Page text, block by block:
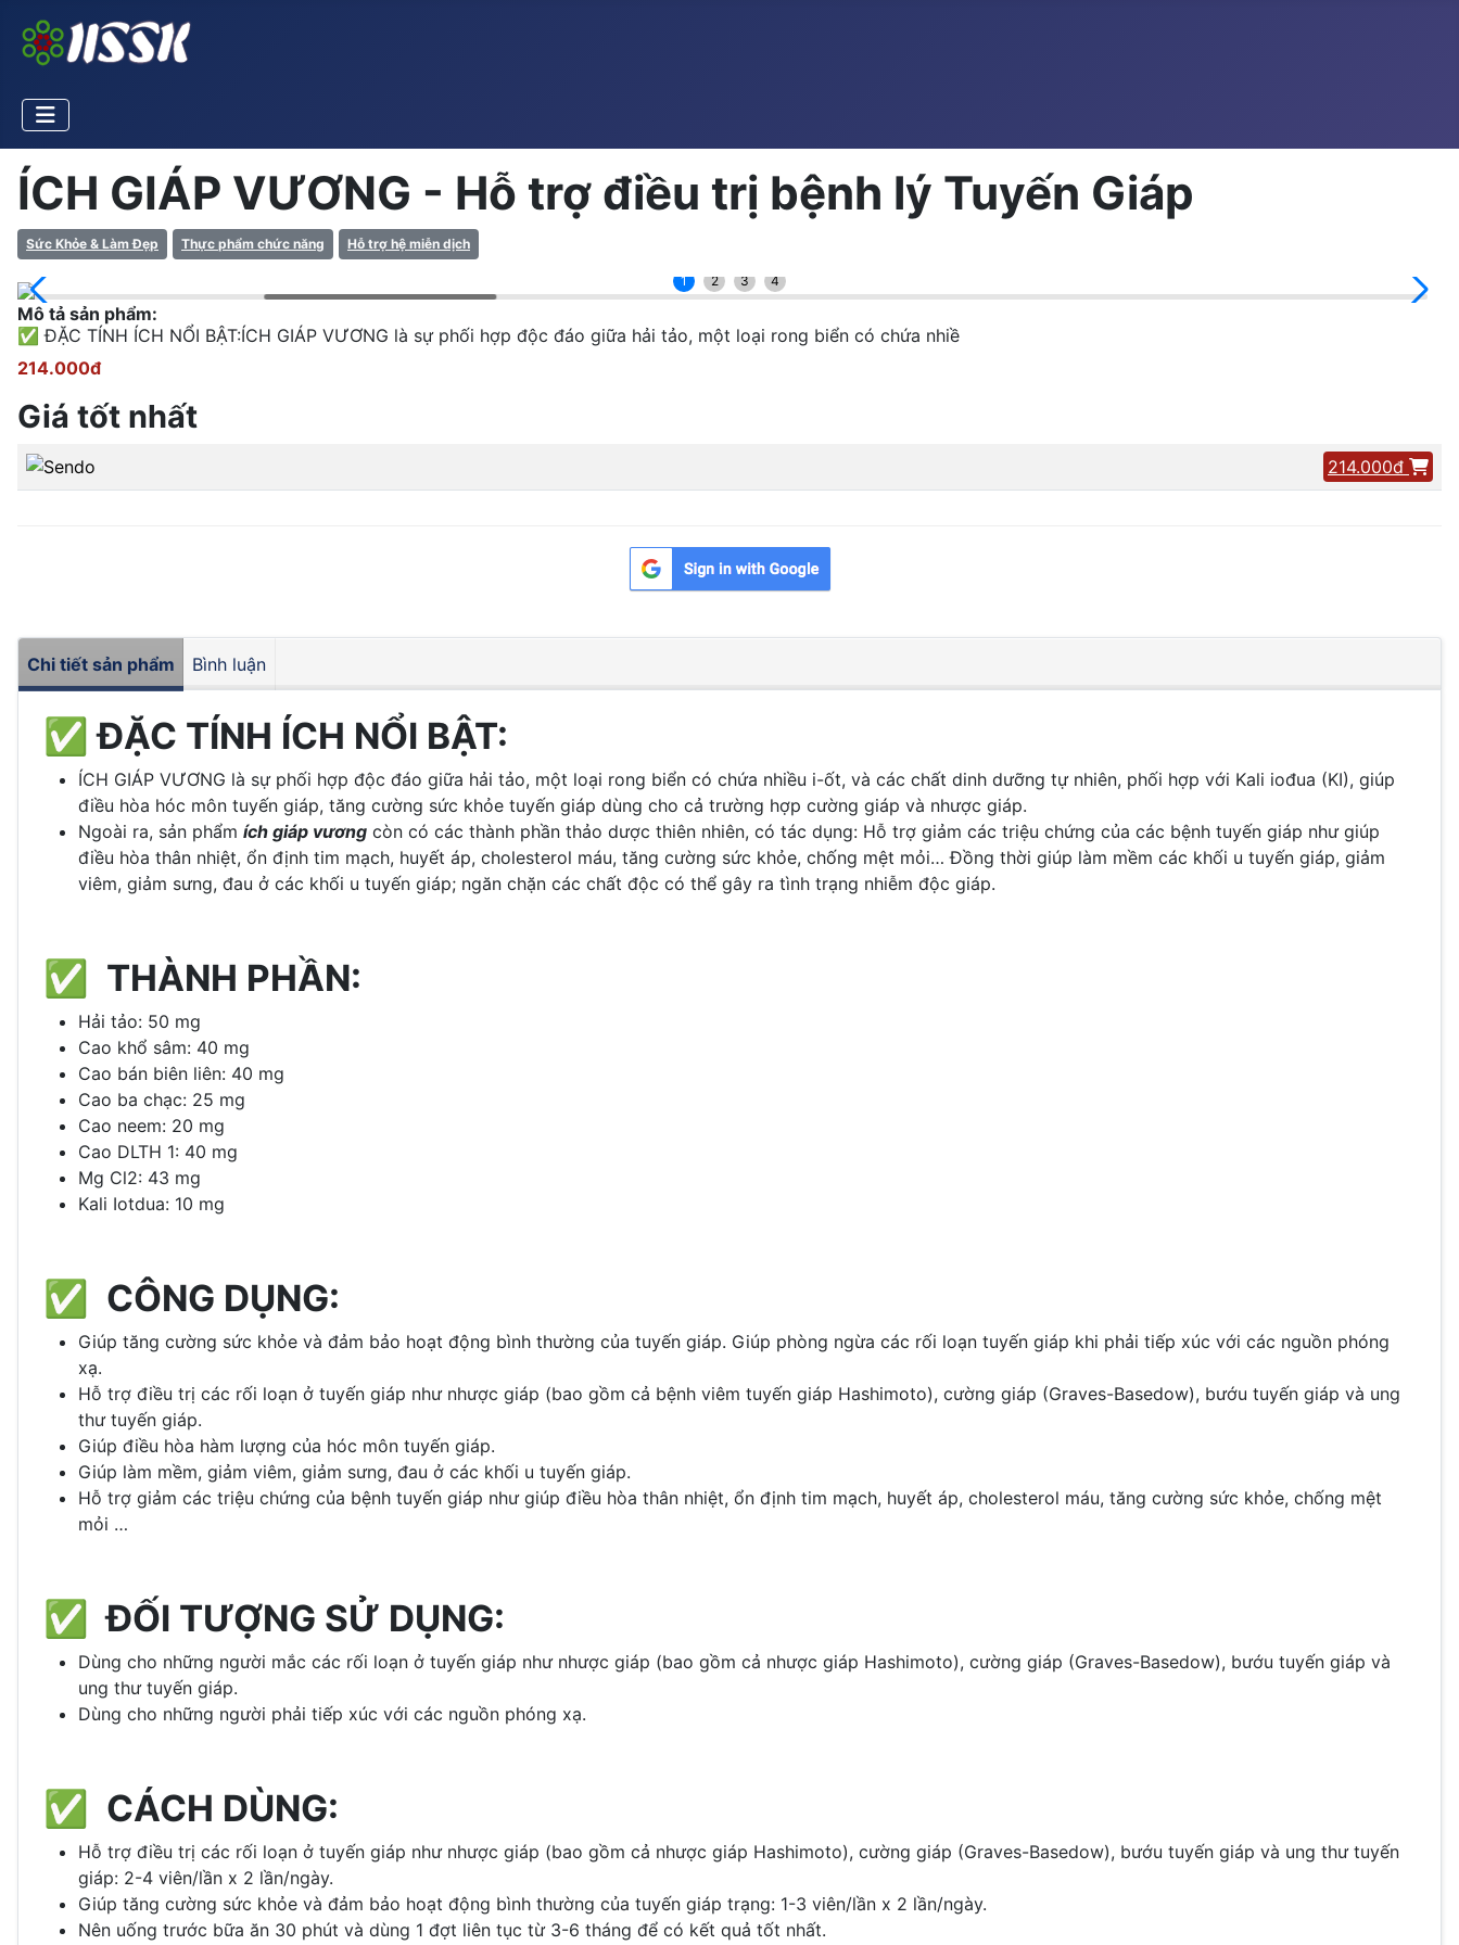
ÍCH GIÁP VƯƠNG - Hỗ trợ điều trị bệnh lý Tuyến Giáp
Sức Khỏe & Làm Đẹp Thực phẩm chức năng Hỗ trợ hệ miễn dịch
1 2 3 4
Mô tả sản phẩm:
✅ ĐẶC TÍNH ÍCH NỔI BẬT:ÍCH GIÁP VƯƠNG là sự phối hợp độc đáo giữa hải tảo, một loại rong biển có chứa nhiề
214.000đ
Giá tốt nhất
214.000đ
Chi tiết sản phẩm Bình luận
✅ ĐẶC TÍNH ÍCH NỔI BẬT:
ÍCH GIÁP VƯƠNG là sự phối hợp độc đáo giữa hải tảo, một loại rong biển có chứa nhiều i-ốt, và các chất dinh dưỡng tự nhiên, phối hợp với Kali iođua (KI), giúp
điều hòa hóc môn tuyến giáp, tăng cường sức khỏe tuyến giáp dùng cho cả trường hợp cường giáp và nhược giáp.
Ngoài ra, sản phẩm ích giáp vương còn có các thành phần thảo dược thiên nhiên, có tác dụng: Hỗ trợ giảm các triệu chứng của các bệnh tuyến giáp như giúp
điều hòa thân nhiệt, ổn định tim mạch, huyết áp, cholesterol máu, tăng cường sức khỏe, chống mệt mỏi… Đồng thời giúp làm mềm các khối u tuyến giáp, giảm
viêm, giảm sưng, đau ở các khối u tuyến giáp; ngăn chặn các chất độc có thể gây ra tình trạng nhiễm độc giáp.
✅ THÀNH PHẦN:
Hải tảo: 50 mg
Cao khổ sâm: 40 mg
Cao bán biên liên: 40 mg
Cao ba chạc: 25 mg
Cao neem: 20 mg
Cao DLTH 1: 40 mg
Mg Cl2: 43 mg
Kali Iotdua: 10 mg
✅ CÔNG DỤNG:
Giúp tăng cường sức khỏe và đảm bảo hoạt động bình thường của tuyến giáp. Giúp phòng ngừa các rối loạn tuyến giáp khi phải tiếp xúc với các nguồn phóng
xạ.
Hỗ trợ điều trị các rối loạn ở tuyến giáp như nhược giáp (bao gồm cả bệnh viêm tuyến giáp Hashimoto), cường giáp (Graves-Basedow), bướu tuyến giáp và ung
thư tuyến giáp.
Giúp điều hòa hàm lượng của hóc môn tuyến giáp.
Giúp làm mềm, giảm viêm, giảm sưng, đau ở các khối u tuyến giáp.
Hỗ trợ giảm các triệu chứng của bệnh tuyến giáp như giúp điều hòa thân nhiệt, ổn định tim mạch, huyết áp, cholesterol máu, tăng cường sức khỏe, chống mệt
mỏi …
✅ ĐỐI TƯỢNG SỬ DỤNG:
Dùng cho những người mắc các rối loạn ở tuyến giáp như nhược giáp (bao gồm cả nhược giáp Hashimoto), cường giáp (Graves-Basedow), bướu tuyến giáp và
ung thư tuyến giáp.
Dùng cho những người phải tiếp xúc với các nguồn phóng xạ.
✅ CÁCH DÙNG:
Hỗ trợ điều trị các rối loạn ở tuyến giáp như nhược giáp (bao gồm cả nhược giáp Hashimoto), cường giáp (Graves-Basedow), bướu tuyến giáp và ung thư tuyến
giáp: 2-4 viên/lần x 2 lần/ngày.
Giúp tăng cường sức khỏe và đảm bảo hoạt động bình thường của tuyến giáp trạng: 1-3 viên/lần x 2 lần/ngày.
Nên uống trước bữa ăn 30 phút và dùng 1 đợt liên tục từ 3-6 tháng để có kết quả tốt nhất.